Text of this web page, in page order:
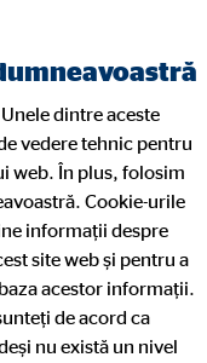
dintre aceste
vedere tehnic pentru
web. În plus, folosim
Cookie-urile
informații despre
site web și pentru a
acestor informații.
de acord ca
nu există un nivel